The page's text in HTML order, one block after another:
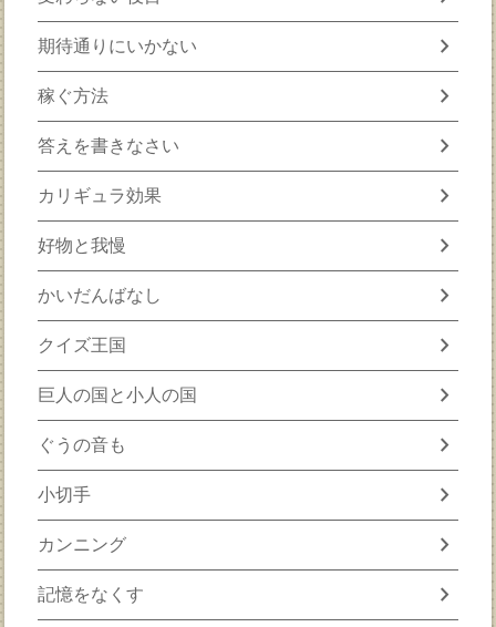
期待通りにいかない chevron_right
稼ぐ方法 chevron_right
答えを書きなさい chevron_right
カリギュラ効果 chevron_right
好物と我慢 chevron_right
かいだんばなし chevron_right
クイズ王国 chevron_right
巨人の国と小人の国 chevron_right
ぐうの音も chevron_right
小切手 chevron_right
カンニング chevron_right
記憶をなくす chevron_right